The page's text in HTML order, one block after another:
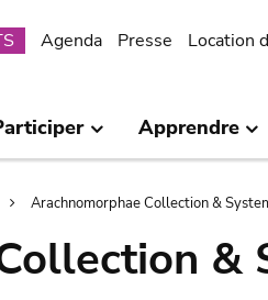
Agenda Presse Location
Apprendre
Arachnomorphae Collection &
&